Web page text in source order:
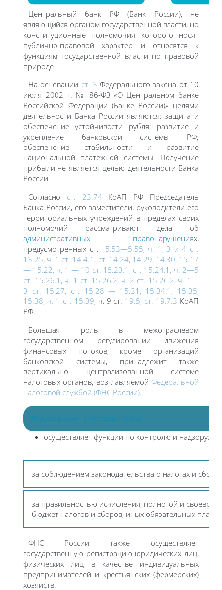
Центральный банк РФ (Банк России), не
являющийся органом государственной власти, но
конституционные полномочия которого носят
публично-правовой характер и относятся к
функциям государственной власти по правовой
природе
На основании ст. 3 Федерального закона от 10
июля 2002 г. № 86-ФЗ «О Центральном банке
Российской Федерации (Банке России)» целями
деятельности Банка России являются: защита и
обеспечение устойчивости рубля; развитие и
укрепление банковской системы РФ;
обеспечение стабильности и развитие
национальной платежной системы. Получение
прибыли не является целью деятельности Банка
России.
Согласно ст. 23.74КоАП РФ Председатель
Банка России, его заместители, руководители его
территориальных учреждений в пределах своих
полномочий рассматривают дела об
административных правонарушениях,
предусмотренных ст. 5.53—5.55, ч. 1, 3 и 4 ст.
13.25, ч. 1 ст. 14.4.1, ст. 14.24, 14.29, 14.30, 15.17
— 15.22, ч. 1 — 10 ст. 15.23.1, ст. 15.24.1, ч. 2—5
ст. 15.26.1, ч. 1 ст. 15.26.2, ч. 2 ст. 15.26.2, ч. 1—
3 ст. 15.27, ст. 15.28 — 15.31, 15.34.1, 15.35,
15.38, ч. 1 ст. 15.39, ч. 9 ст. 19.5, ст. 19.7.3 КоАП
РФ.
Большая роль в межотраслевом
государственном регулировании движения
финансовых потоков, кроме организаций
банковской системы, принадлежит также
вертикально централизованной системе
налоговых органов, возглавляемой Федеральной
налоговой службой (ФНС России).
Федеральная налоговая служба
осуществляет функции по контролю и надзору:
за соблюдением законодательства о налогах и сборах
за правильностью исчисления, полнотой и
бюджет налогов и сборов, иных обязательных
ФНС России также осуществляет
государственную регистрацию юридических лиц,
физических лиц в качестве индивидуальных
предпринимателей и крестьянских (фермерских)
хозяйств.